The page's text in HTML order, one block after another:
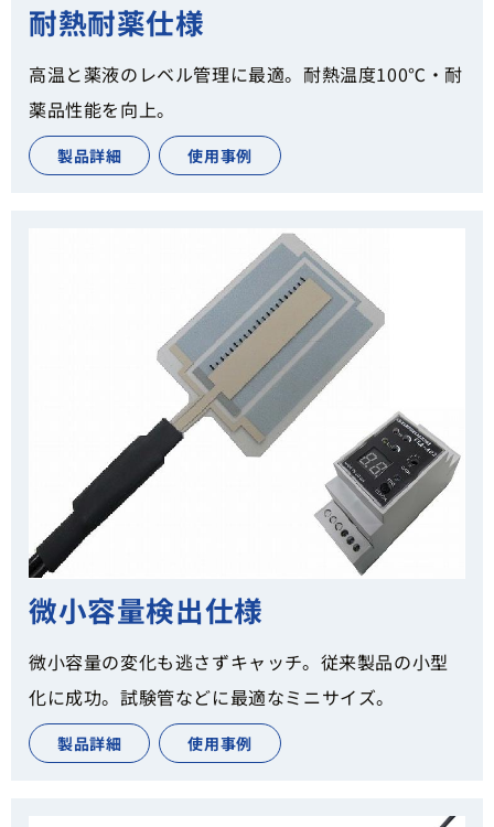
耐熱耐薬仕様
高温と薬液のレベル管理に最適。耐熱温度100℃・耐
薬品性能を向上。
製品詳細 使用事例
微小容量検出仕様
微小容量の変化も逃さずキャッチ。従来製品の小型
化に成功。試験管などに最適なミニサイズ。
製品詳細 使用事例